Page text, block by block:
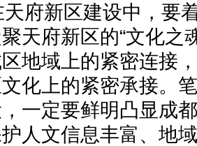
天府新区建设中，要
天府新区的“文化之
地域上的紧密连接
化上的紧密承接。
一定要鲜明凸显成
人文信息丰富、地